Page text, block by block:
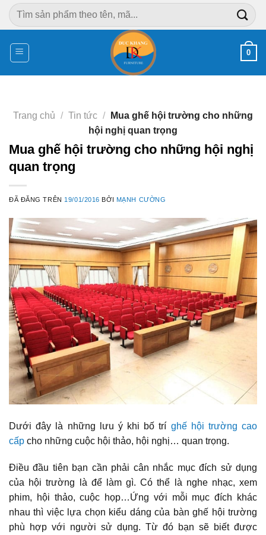
Chuyển
đến
dung
Tìm
kiếm:
0
Trang chủ / Tin tức /
Mua ghế hội trường cho những
hội nghị quan trọng
Mua ghế hội trường cho những hội nghị
quan trọng
ĐÃ ĐĂNG TRÊN 19/01/2016 BỞI MẠNH CƯỜNG
Dưới đây là những lưu ý khi bố trí ghế hội trường cao
cấp cho những cuộc hội thảo, hội nghị… quan trọng.
Điều đầu tiên bạn cần phải cân nhắc mục đích sử dụng
của hội trường là để làm gì. Có thể là nghe nhạc, xem
phim, hội thảo, cuộc họp…Ứng với mỗi mục đích khác
nhau thì việc lựa chọn kiểu dáng của bàn ghế hội trường
phù hợp với người sử dụng. Từ đó bạn sẽ biết được